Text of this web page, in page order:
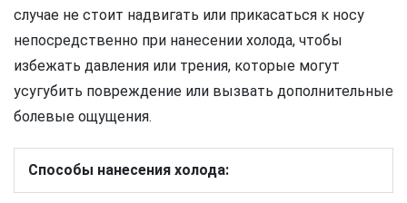
случае не стоит надвигать или прикасаться к носу
непосредственно при нанесении холода, чтобы
избежать давления или трения, которые могут
усугубить повреждение или вызвать дополнительные
болевые ощущения.
Способы нанесения холода: